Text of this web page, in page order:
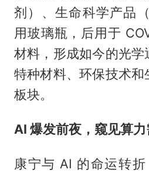
剂）、生命科学产品
用玻璃瓶，后用于
材料，形成如今的光学
特种材料、环保技术
板块。
AI 爆发前夜，窥见算
康宁与 AI 的命运转